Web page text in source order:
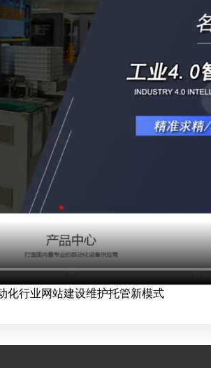
化行业网站建设维护托管新模式